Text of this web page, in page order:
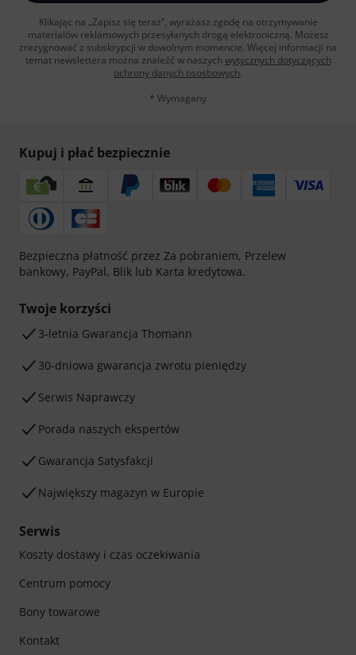
Klikając na „Zapisz się teraz”, wyrażasz zgodę na otrzymywanie
materialów reklamowych przesyłanych drogą elektroniczną. Możesz
zrezygnować z subskrypcji w dowolnym momencie. Więcej informacji na
temat newslettera można znaleźć w naszych wytycznych dotyczących
ochrony danych ososbowych.
* Wymagany
Kupuj i płać bezpiecznie
Bezpieczna płatność przez Za pobraniem, Przelew
bankowy, PayPal, Blik lub Karta kredytowa.
Twoje korzyści
3-letnia Gwarancja Thomann
30-dniowa gwarancja zwrotu pieniędzy
Serwis Naprawczy
Porada naszych ekspertów
Gwarancja Satysfakcji
Największy magazyn w Europie
Serwis
Koszty dostawy i czas oczekiwania
Centrum pomocy
Bony towarowe
Kontakt